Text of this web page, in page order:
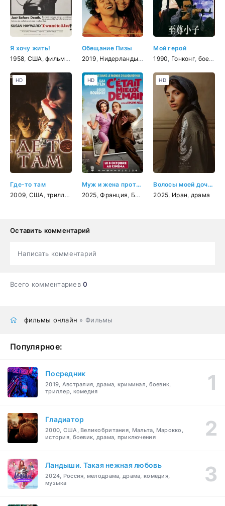
Я хочу жить!
1958 США ,фильм-нуар ,драма,криминал, биография
Обещание Пизы
2019 Нидерланды, драма,мелодрама,музыка
Мой герой
1990 Гонконг, боевик
Где-то там
2009 США ,триллер драма, криминал детектив
HD
Муж и жена против будущего
2025 ,Франция Бельгия ,комедия
HD
Волосы моей дочери
2025 Иран драма
HD
Оставить комментарий
Написать комментарий
Всего комментариев0
фильмы онлайн » Фильмы
Популярное:
Посредник
2019, Австралия, драма, криминал, боевик,
триллер, комедия
Гладиатор
2000, США, Великобритания, Мальта, Марокко,
история, боевик, драма, приключения
Ландыши. Такая нежная любовь
2024, Россия, мелодрама, драма, комедия,
музыка